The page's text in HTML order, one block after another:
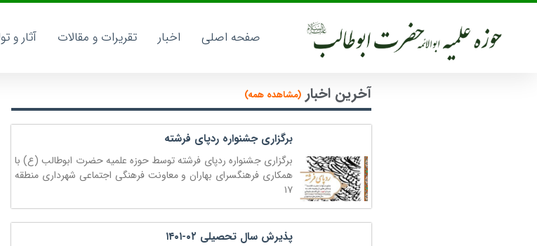
صفحه اصلی اخبار تقریرات و مقالات آثار و
آخرین اخبار (مشاهده همه)
برگزاری جشنواره ردپای فرشته
برگزاری جشنواره ردپای فرشته توسط حوزه علمیه حضرت ابوطالب (ع) با
همکاری فرهنگسرای بهاران و معاونت فرهنگی اجتماعی شهرداری منطقه
۱۷
پذیرش سال تحصیلی ۰۲-۱۴۰۱